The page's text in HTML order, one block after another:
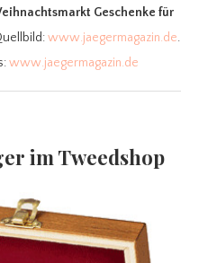
Geschenke für
www.jaegermagazin.de.
www.jaegermagazin.de
im Tweedshop